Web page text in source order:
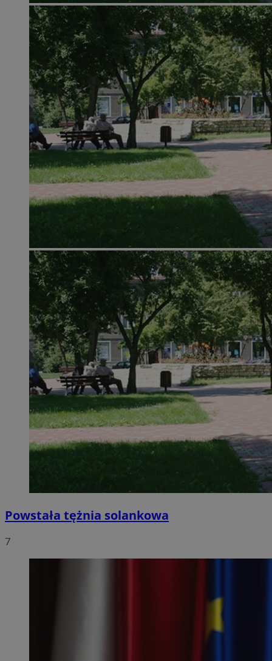
Powstała tężnia solankowa
7